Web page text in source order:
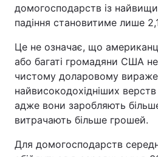
домогосподарств із
падіння становитиме лише
Це не означає, що
або багаті громадяни США
чистому доларовому
найвисокодохідніших
адже вони заробляють
витрачають більше грошей.
Для домогосподарств